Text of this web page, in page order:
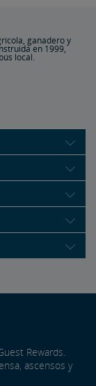
ganadero y
en 1999,
local.
Rewards.
ascensos y